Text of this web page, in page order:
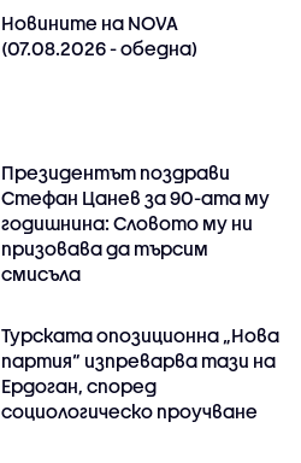
Новините на NOVA
(07.08.2026 - обедна)
Президентът поздрави
Стефан Цанев за 90-ата му
годишнина: Словото му ни
призовава да търсим
смисъла
Турската опозиционна „Нова
партия“ изпреварва тази на
Ердоган, според
социологическо проучване